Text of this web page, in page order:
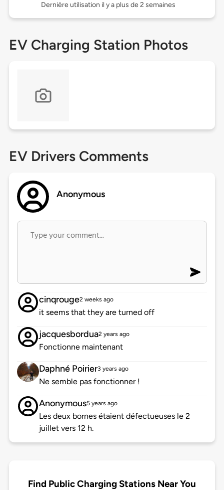
Dernière utilisation il y a plus de 2 semaines
EV Charging Station Photos
EV Drivers Comments
Anonymous
cinqrouge2 weeks ago
it seems that they are turned off
jacquesbordua2 years ago
Fonctionne maintenant
Daphné Poirier3 years ago
Ne semble pas fonctionner !
Anonymous5 years ago
Les deux bornes étaient défectueuses le 2
juillet vers 12 h.
Find Public Charging Stations Near You